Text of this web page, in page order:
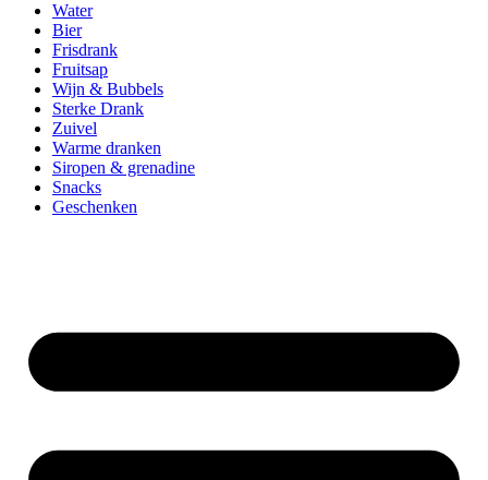
Water
Bier
Frisdrank
Fruitsap
Wijn & Bubbels
Sterke Drank
Zuivel
Warme dranken
Siropen & grenadine
Snacks
Geschenken